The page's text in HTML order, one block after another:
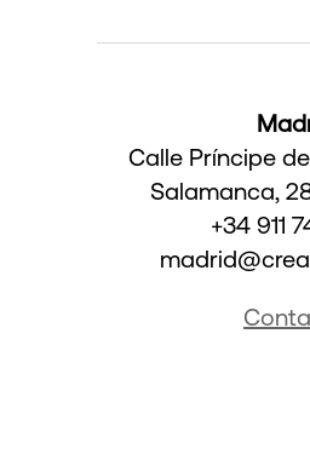
Calle Príncipe
Salamanca,
+34 911